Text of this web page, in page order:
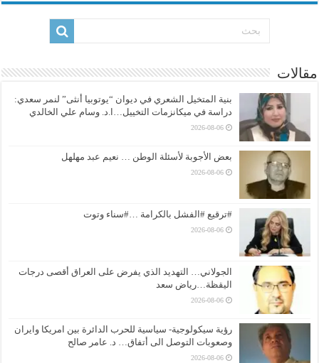
مقالات
بنية المتخيل الشعري في ديوان “يوتوبيا أنثى” لنمر سعدي:
دراسة في ميكانزمات التخييل…ا.د. وسام علي الخالدي
2026-08-06
بعض الأجوبة لأسئلة الوطن … نعيم عبد مهلهل
2026-08-06
#ترقيع #الفشل بالكرامة …#سناء وتوت
2026-08-06
الجولاني… التهديد الذي يفرض على العراق أقصى درجات
اليقظة…رياض سعد
2026-08-06
رؤية سيكولوجية- سياسية للحرب الدائرة بين امريكا وايران
وصعوبات التوصل الى أتفاق… د. عامر صالح
2026-08-06